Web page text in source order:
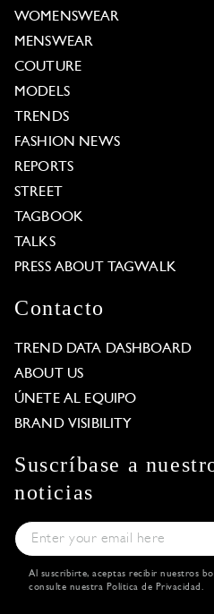
WOMENSWEAR
MENSWEAR
COUTURE
MODELS
TRENDS
FASHION NEWS
REPORTS
STREET
TAGBOOK
TALKS
PRESS ABOUT TAGWALK
Contacto
TREND DATA DASHBOARD
ABOUT US
ÚNETE AL EQUIPO
BRAND VISIBILITY
Suscríbase a
noticias
Al suscribirte, aceptas recibir nuestros
consulte nuestra Política de Privacidad .